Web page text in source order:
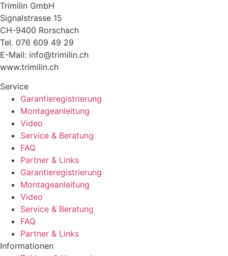
Trimilin GmbH
Signalstrasse 15
CH-9400 Rorschach
Tel. 076 609 49 29
E-Mail: info@trimilin.ch
www.trimilin.ch
Service
Garantieregistrierung
Montageanleitung
Video
Service & Beratung
FAQ
Partner & Links
Garantieregistrierung
Montageanleitung
Video
Service & Beratung
FAQ
Partner & Links
Informationen